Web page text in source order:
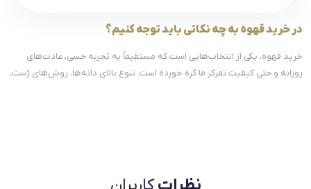
در خرید قهوه به چه نکاتی باید توجه کنیم؟
خرید قهوه، یکی از انتخاب‌هایی‌ است که مستقیماً به تجربه حسی، عادت‌های
روزانه و حتی کیفیت تمرکز ما گره خورده است. تنوع بالای دانه‌ها، روش‌های رُست،